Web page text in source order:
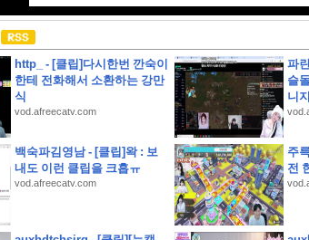
종 안내
http_ - [클립]다시한번 깐숙이
한테 전화해서 소환하는 강만
식
vod.afreecatv.com
파
슬
니
백숙파김영남 - [클립]왁 : 보
내도 이런 클립을 크흡ㅠ
vod.afreecatv.com
주
전